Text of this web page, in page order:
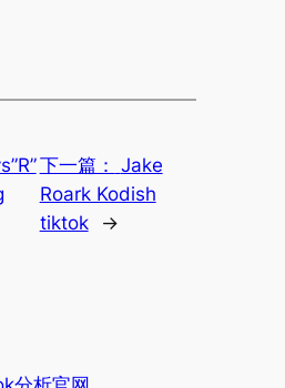
下一篇： Jake
Roark Kodish
tiktok
→